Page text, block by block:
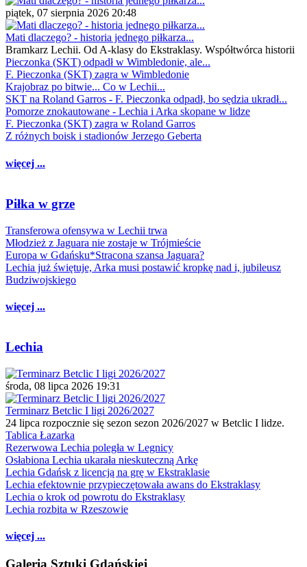
piątek, 07 sierpnia 2026 20:48
Mati dlaczego? - historia jednego piłkarza...
Bramkarz Lechii. Od A-klasy do Ekstraklasy. Współtwórca historii
Pieczonka (SKT) odpadł w Wimbledonie, ale...
F. Pieczonka (SKT) zagra w Wimbledonie
Krajobraz po bitwie... Co w Lechii...
SKT na Roland Garros - F. Pieczonka odpadł, bo sędzia ukradł...
Pomorze znokautowane - Lechia i Arka skopane w lidze
F. Pieczonka (SKT) zagra w Roland Garros
Z różnych boisk i stadionów Jerzego Geberta
więcej ...
Piłka w grze
Transferowa ofensywa w Lechii trwa
Młodzież z Jaguara nie zostaje w Trójmieście
Europa w Gdańsku*Stracona szansa Jaguara?
Lechia już świętuje, Arka musi postawić kropkę nad i, jubileusz
Budziwojskiego
więcej ...
Lechia
środa, 08 lipca 2026 19:31
Terminarz Betclic I ligi 2026/2027
24 lipca rozpocznie się sezon sezon 2026/2027 w Betclic I lidze.
Tablica Łazarka
Rezerwowa Lechia poległa w Legnicy
Osłabiona Lechia ukarała nieskuteczną Arkę
Lechia Gdańsk z licencją na grę w Ekstraklasie
Lechia efektownie przypieczętowała awans do Ekstraklasy
Lechia o krok od powrotu do Ekstraklasy
Lechia rozbita w Rzeszowie
więcej ...